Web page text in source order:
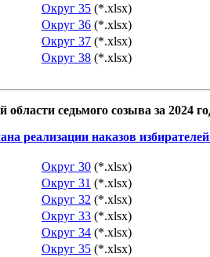
Округ 35 (*.xlsx)
Округ 36 (*.xlsx)
Округ 37 (*.xlsx)
Округ 38 (*.xlsx)
седьмого созыва за 2024
реализации наказов
Округ 30 (*.xlsx)
Округ 31 (*.xlsx)
Округ 32 (*.xlsx)
Округ 33 (*.xlsx)
Округ 34 (*.xlsx)
Округ 35 (*.xlsx)